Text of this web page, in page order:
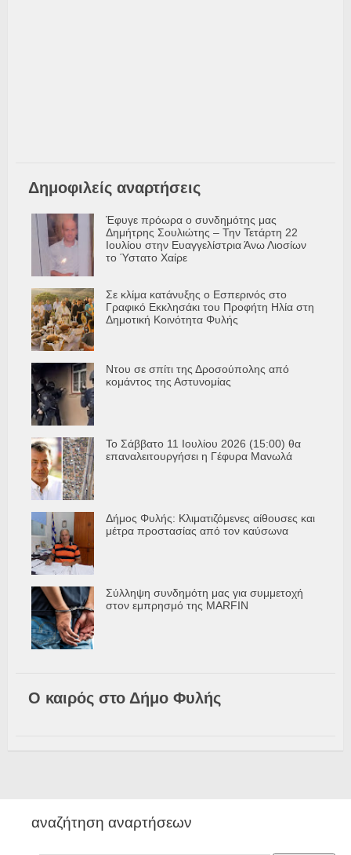
Δημοφιλείς αναρτήσεις
Έφυγε πρόωρα ο συνδημότης μας
Δημήτρης Σουλιώτης – Την Τετάρτη 22
Ιουλίου στην Ευαγγελίστρια Άνω Λιοσίων
το Ύστατο Χαίρε
Σε κλίμα κατάνυξης ο Εσπερινός στο
Γραφικό Εκκλησάκι του Προφήτη Ηλία στη
Δημοτική Κοινότητα Φυλής
Ντου σε σπίτι της Δροσούπολης από
κομάντος της Αστυνομίας
Το Σάββατο 11 Ιουλίου 2026 (15:00) θα
επαναλειτουργήσει η Γέφυρα Μανωλά
Δήμος Φυλής: Κλιματιζόμενες αίθουσες και
μέτρα προστασίας από τον καύσωνα
Σύλληψη συνδημότη μας για συμμετοχή
στον εμπρησμό της MARFIN
Ο καιρός στο Δήμο Φυλής
αναζήτηση αναρτήσεων